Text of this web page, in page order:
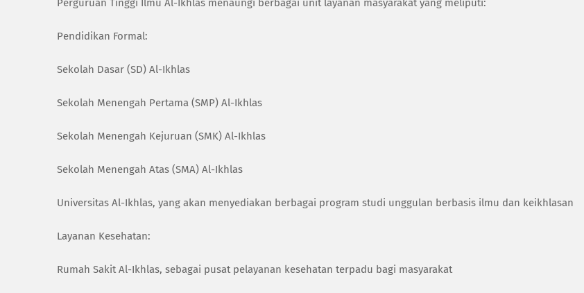
Perguruan Tinggi Ilmu Al-Ikhlas menaungi berbagai unit layanan masyarakat yang meliputi:
Pendidikan Formal:
Sekolah Dasar (SD) Al-Ikhlas
Sekolah Menengah Pertama (SMP) Al-Ikhlas
Sekolah Menengah Kejuruan (SMK) Al-Ikhlas
Sekolah Menengah Atas (SMA) Al-Ikhlas
Universitas Al-Ikhlas, yang akan menyediakan berbagai program studi unggulan berbasis ilmu dan keikhlasan
Layanan Kesehatan:
Rumah Sakit Al-Ikhlas, sebagai pusat pelayanan kesehatan terpadu bagi masyarakat